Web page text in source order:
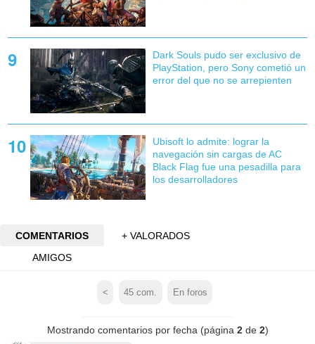
Dark Souls pudo ser exclusivo de
PlayStation, pero Sony cometió un
error del que no se arrepienten
Ubisoft lo admite: lograr la
navegación sin cargas de AC
Black Flag fue una pesadilla para
los desarrolladores
COMENTARIOS
+ VALORADOS
AMIGOS
< 45 com. En foros
Mostrando comentarios por fecha (página 2de 2)